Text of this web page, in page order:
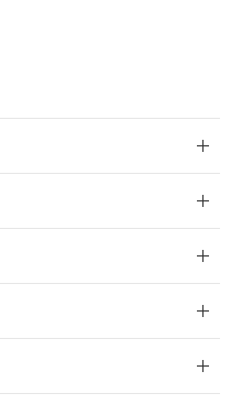
員登録
品リスト作成サー
だくには、I-Web
されている必要が
用者が、当社の製
るお客様との取
囲で利用すること
。
などにより、予定
す。
ンロード
ウンロードするこ
質）のすべてが基
します。
下において有害物
境に深刻な影響を
ます。
係わる関係者が違
がある場合は、取
いない機種